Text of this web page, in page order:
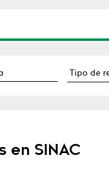
en SINAC